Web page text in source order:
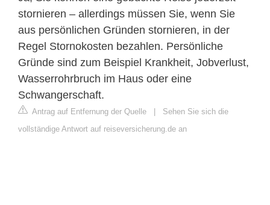
stornieren – allerdings müssen Sie, wenn Sie
aus persönlichen Gründen stornieren, in der
Regel Stornokosten bezahlen. Persönliche
Gründe sind zum Beispiel Krankheit, Jobverlust,
Wasserrohrbruch im Haus oder eine
Schwangerschaft.
Antrag auf Entfernung der Quelle | Sehen Sie sich die
vollständige Antwort auf reiseversicherung.de an